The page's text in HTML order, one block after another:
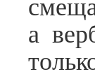
а